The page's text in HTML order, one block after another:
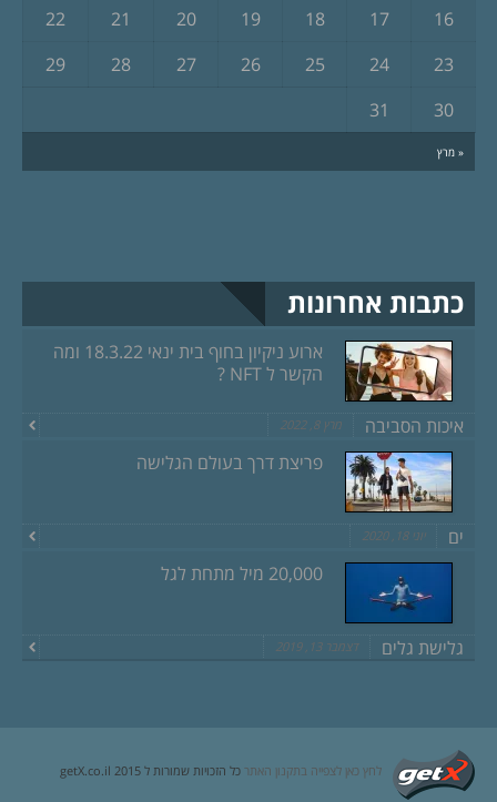
« מרץ
16
17
18
19
20
21
22
23
24
25
26
27
28
29
30
31
כתבות אחרונות
ארוע ניקיון בחוף בית ינאי 18.3.22 ומה
הקשר ל NFT ?
איכות הסביבה מרץ 8, 2022
פריצת דרך בעולם הגלישה
ים יוני 18, 2020
20,000 מיל מתחת לגל
גלישת גלים דצמבר 13, 2019
לחץ כאן לצפייה בתקנון האתר כל הזכויות שמורות ל getX.co.il 2015